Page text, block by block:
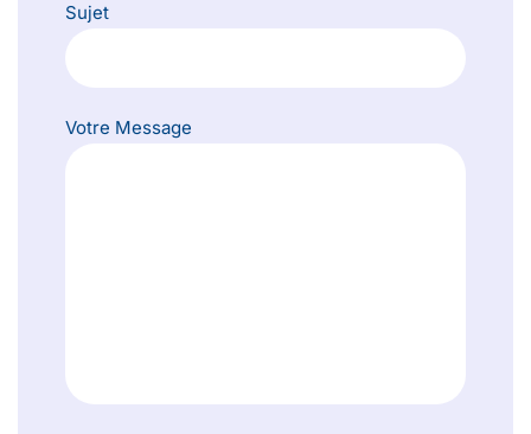
Sujet
Votre Message